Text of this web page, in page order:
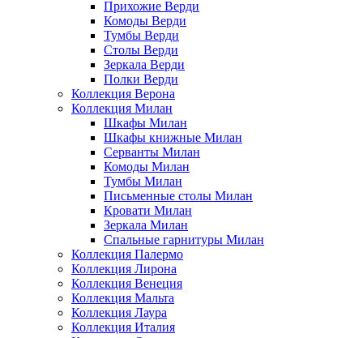
Прихожие Верди
Комоды Верди
Тумбы Верди
Столы Верди
Зеркала Верди
Полки Верди
Коллекция Верона
Коллекция Милан
Шкафы Милан
Шкафы книжные Милан
Серванты Милан
Комоды Милан
Тумбы Милан
Письменные столы Милан
Кровати Милан
Зеркала Милан
Спальные гарнитуры Милан
Коллекция Палермо
Коллекция Лирона
Коллекция Венеция
Коллекция Мальта
Коллекция Лаура
Коллекция Италия